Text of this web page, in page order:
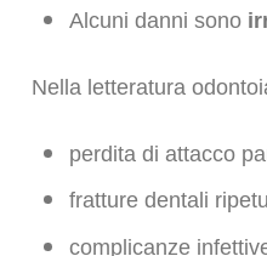
Alcuni danni sono
Nella letteratura
perdita di attacco
fratture dentali
complicanze